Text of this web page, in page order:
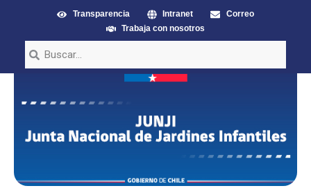
Transparencia Intranet
Correo
Trabaja con nosotros